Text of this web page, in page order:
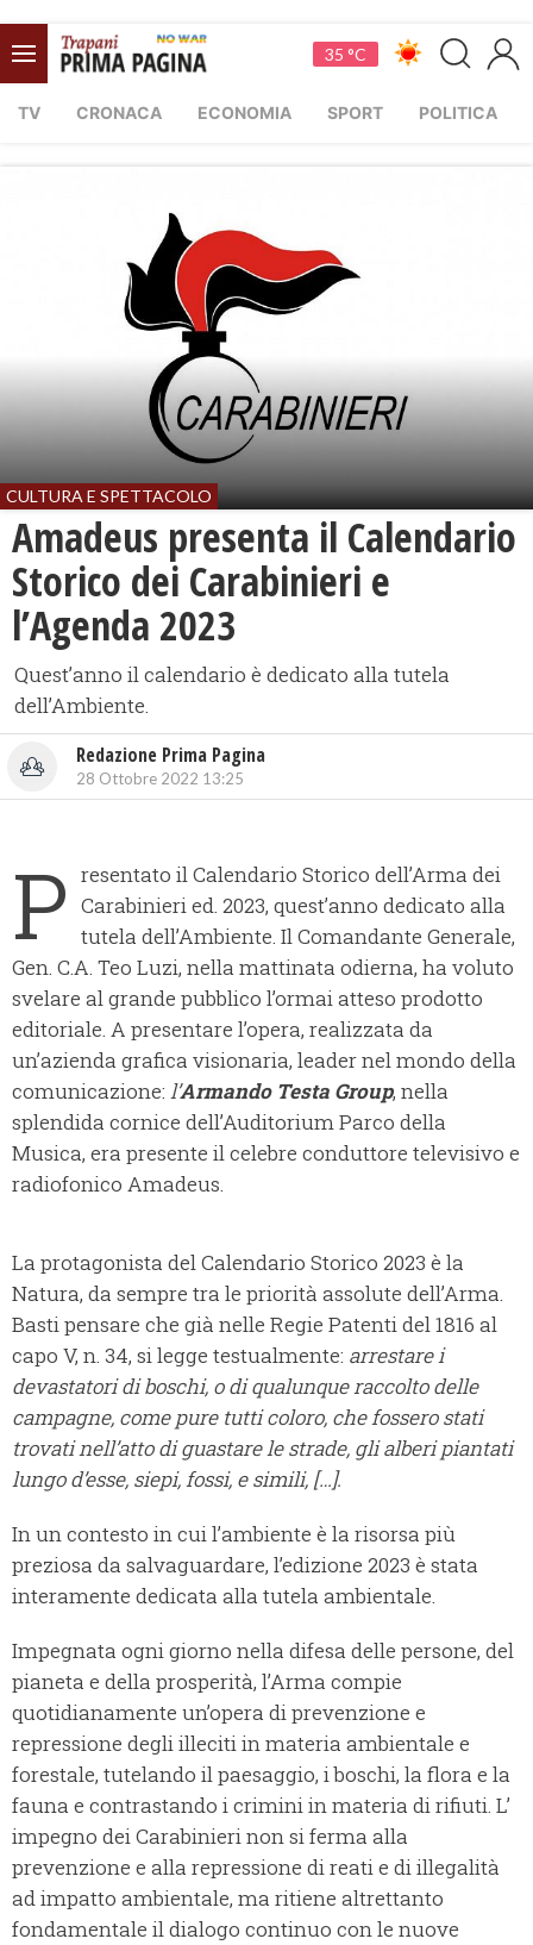
35 °C
TV CRONACA ECONOMIA SPORT POLITICA
CULTURA E SPETTACOLO
Amadeus presenta il Calendario
Storico dei Carabinieri e
l’Agenda 2023
Quest’anno il calendario è dedicato alla tutela
dell’Ambiente.
Redazione Prima Pagina
28 Ottobre 2022 13:25
P resentato il Calendario Storico dell’Arma dei
Carabinieri ed. 2023, quest’anno dedicato alla
tutela dell’Ambiente. Il Comandante Generale,
Gen. C.A. Teo Luzi, nella mattinata odierna, ha voluto
svelare al grande pubblico l’ormai atteso prodotto
editoriale. A presentare l’opera, realizzata da
un’azienda grafica visionaria, leader nel mondo della
comunicazione: l’Armando Testa Group, nella
splendida cornice dell’Auditorium Parco della
Musica, era presente il celebre conduttore televisivo e
radiofonico Amadeus.
La protagonista del Calendario Storico 2023 è la
Natura, da sempre tra le priorità assolute dell’Arma.
Basti pensare che già nelle Regie Patenti del 1816 al
capo V, n. 34, si legge testualmente: arrestare i
devastatori di boschi, o di qualunque raccolto delle
campagne, come pure tutti coloro, che fossero stati
trovati nell’atto di guastare le strade, gli alberi piantati
lungo d’esse, siepi, fossi, e simili, […].
In un contesto in cui l’ambiente è la risorsa più
preziosa da salvaguardare, l’edizione 2023 è stata
interamente dedicata alla tutela ambientale.
Impegnata ogni giorno nella difesa delle persone, del
pianeta e della prosperità, l’Arma compie
quotidianamente un’opera di prevenzione e
repressione degli illeciti in materia ambientale e
forestale, tutelando il paesaggio, i boschi, la flora e la
fauna e contrastando i crimini in materia di rifiuti. L’
impegno dei Carabinieri non si ferma alla
prevenzione e alla repressione di reati e di illegalità
ad impatto ambientale, ma ritiene altrettanto
fondamentale il dialogo continuo con le nuove